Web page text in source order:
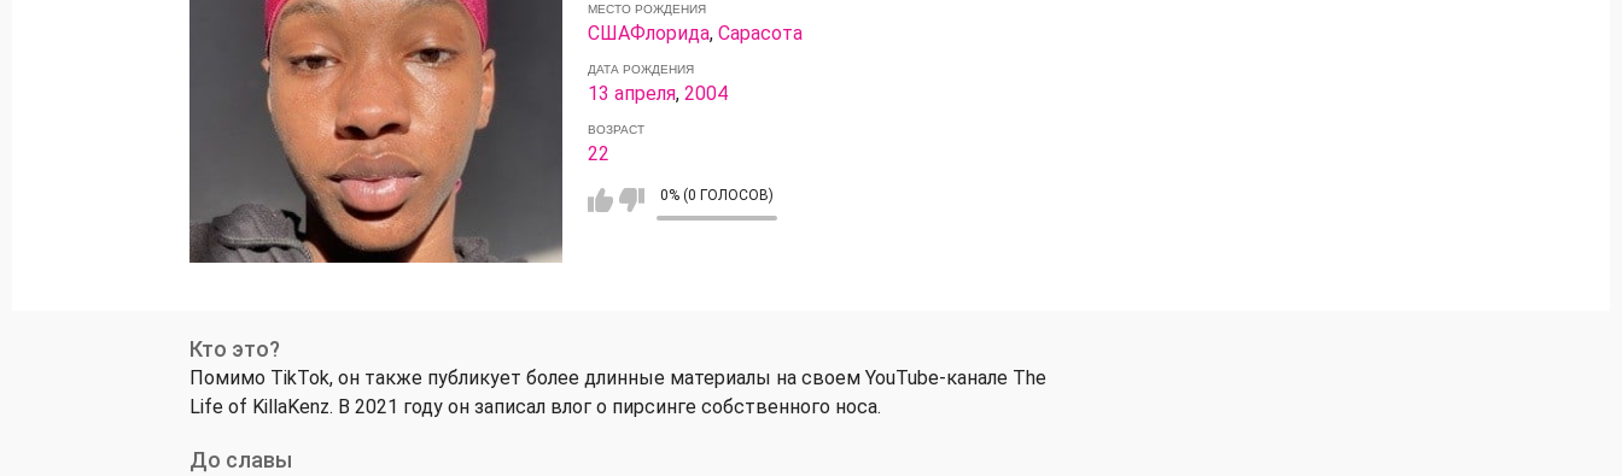
МЕСТО РОЖДЕНИЯ
СШАФлорида, Сарасота
ДАТА РОЖДЕНИЯ
13 апреля, 2004
ВОЗРАСТ
22
0% (0 ГОЛОСОВ)
Кто это?
Помимо TikTok, он также публикует более длинные материалы на своем YouTube-канале The
Life of KillaKenz. В 2021 году он записал влог о пирсинге собственного носа.
До славы